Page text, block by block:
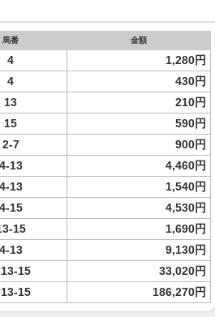
馬番 金額
4 1,280円
4
430円
13
210円
15
590円
2-7
900円
4-13 4,460円
4-13
1,540円
4-15
4,530円
15
1,690円
4-13
9,130円
15
33,020円
15 186,270円